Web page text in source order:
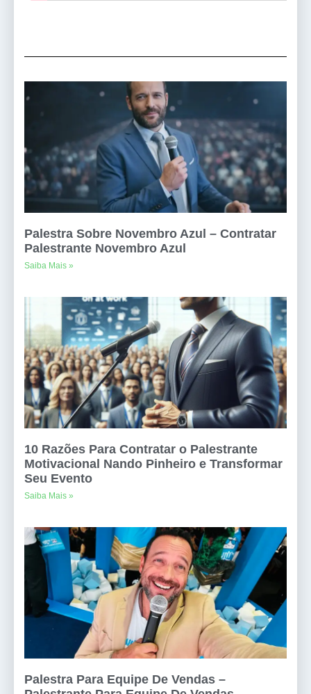
Palestra Sobre Novembro Azul – Contratar
Palestrante Novembro Azul
Saiba Mais »
10 Razões Para Contratar o Palestrante
Motivacional Nando Pinheiro e Transformar
Seu Evento
Saiba Mais »
Palestra Para Equipe De Vendas –